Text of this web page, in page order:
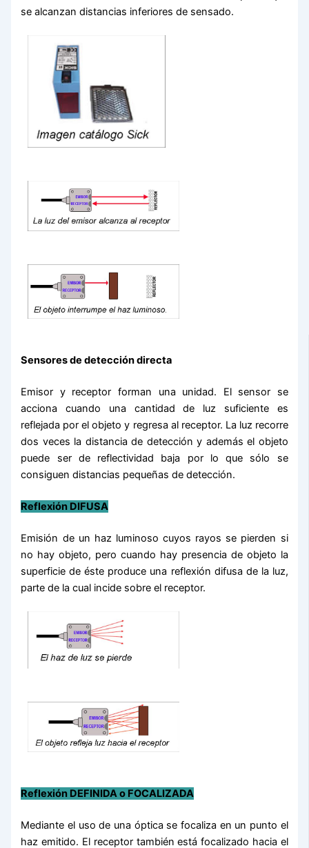
se alcanzan distancias inferiores de sensado.
Sensores de detección directa
Emisor y receptor forman una unidad. El sensor se
acciona cuando una cantidad de luz suficiente es
reflejada por el objeto y regresa al receptor. La luz recorre
dos veces la distancia de detección y además el objeto
puede ser de reflectividad baja por lo que sólo se
consiguen distancias pequeñas de detección.
Reflexión DIFUSA
Emisión de un haz luminoso cuyos rayos se pierden si
no hay objeto, pero cuando hay presencia de objeto la
superficie de éste produce una reflexión difusa de la luz,
parte de la cual incide sobre el receptor.
Reflexión DEFINIDA o FOCALIZADA
Mediante el uso de una óptica se focaliza en un punto el
haz emitido. El receptor también está focalizado hacia el